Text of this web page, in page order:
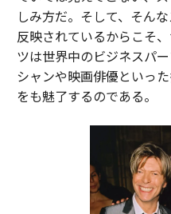
しみ方だ。そして、そん
反映されているからこそ
ツは世界中のビジネスパ
シャンや映画俳優といっ
をも魅了するのである。